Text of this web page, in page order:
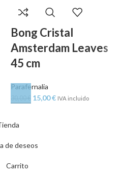
Bong Cristal
Amsterdam Leaves
45 cm
Parafernalia
15,00€ IVA incluido
de deseos
Carrito